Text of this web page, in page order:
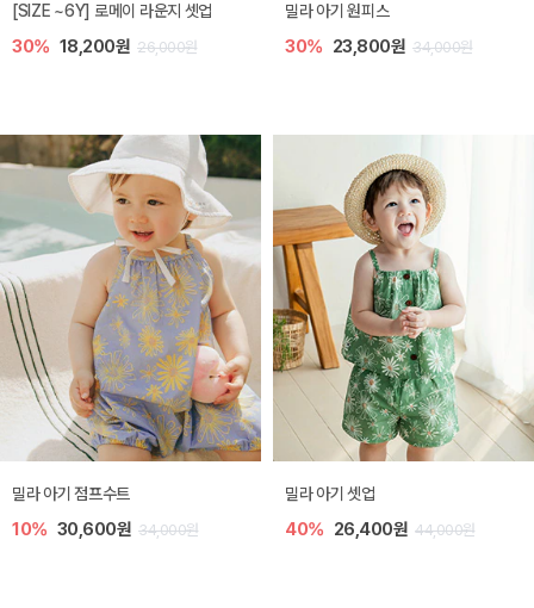
엘리오 아기 블라우스
40% 16,200원 27,000원
엘로디 니트 아기 뷔스티에
40% 16,200원 27,000원
토닉 아기 민소매 티셔츠
20% 11,200원 14,000원
베티 니트 아기 민소매 티셔츠
10% 24,300원 27,000원